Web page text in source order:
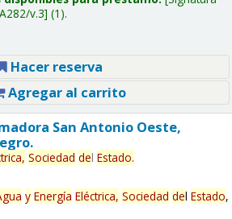
v.3 (1).
Hacer reserva
Agregar al carrito
San Antonio Oeste,
Sociedad del Estado.
y Energía Eléctrica, Sociedad del Estado,